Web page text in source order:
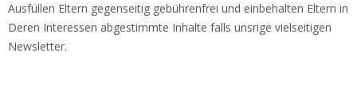
Ausfüllen Eltern gegenseitig gebührenfrei und einbehalten Eltern in
Deren Interessen abgestimmte Inhalte falls unsrige vielseitigen
Newsletter.